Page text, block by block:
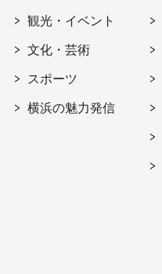
観光・イベント
文化・芸術
スポーツ
横浜の魅力発信